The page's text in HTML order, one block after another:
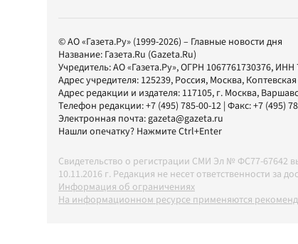
© АО «Газета.Ру» (1999-2026) – Главные новости дня
Название: Газета.Ru (Gazeta.Ru)
Учредитель:АО «Газета.Ру», ОГРН 1067761730376, ИНН
Адрес учредителя: 125239, Россия, Москва,
Адрес редакции и издателя: 117105, г. Москва,
Телефон редакции:+7 (495) 785-00-12 | Факс:+7 (495)
Электронная почта:gazeta@gazeta.ru
Нашли опечатку? Нажмите Ctrl+Enter
Свидетельство о регистрации СМИ Эл № ФС77-67642
10.11.2016 г. Редакция не несет ответственности
Информация об ограничениях
На информационном ресурсе применяются